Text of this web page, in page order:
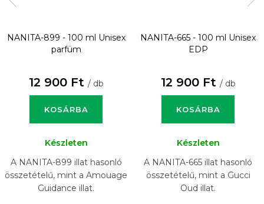
NANITA-899 - 100 ml Unisex
parfüm
12 900 Ft / db
KOSÁRBA
Készleten
A NANITA-899 illat hasonló
összetételű, mint a Amouage
Guidance illat.
NANITA-665 - 100 ml Unisex
EDP
12 900 Ft / db
KOSÁRBA
Készleten
A NANITA-665 illat hasonló
összetételű, mint a Gucci
Oud illat.